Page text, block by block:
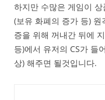
하지만 수많은 게임이
(보유 화폐의 증가 등)
증을 위해 꺼내간 뒤에
등)에서 유저의 CS가 들
상) 해주면 될것입니다.